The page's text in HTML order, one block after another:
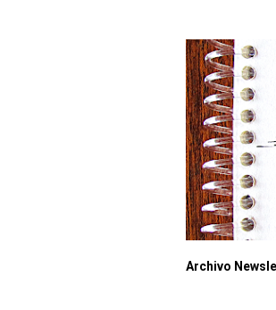
Archivo